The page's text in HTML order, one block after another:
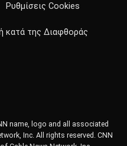
Ρυθμίσεις Cookies
κατά της Διαφθοράς
name, logo and all associated
Inc. All rights reserved. CNN